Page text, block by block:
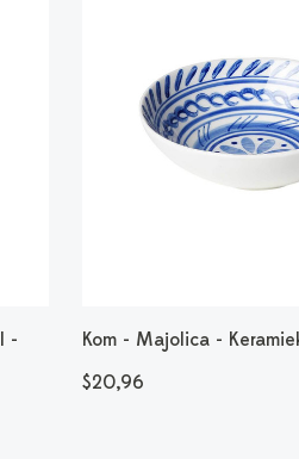
-
Kom - Majolica -
$20,96